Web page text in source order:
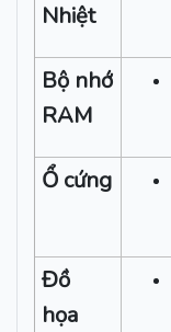
Nhiệt
Bộ nhớ
RAM
Ổ cứng
Đồ
họa